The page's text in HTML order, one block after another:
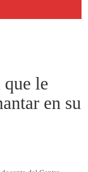
le
en su